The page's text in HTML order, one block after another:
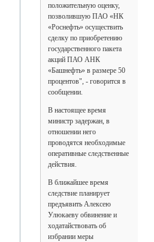
положительную оценку,
позволившую ПАО «НК
«Роснефть» осуществить
сделку по приобретению
государственного пакета
акций ПАО АНК
«Башнефть» в размере 50
процентов", - говорится в
сообщении.
В настоящее время
министр задержан, в
отношении него
проводятся необходимые
оперативные следственные
действия.
В ближайшее время
следствие планирует
предъявить Алексею
Улюкаеву обвинение и
ходатайствовать об
избрании меры